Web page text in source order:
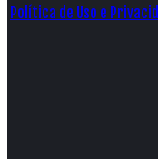
Política de Uso e